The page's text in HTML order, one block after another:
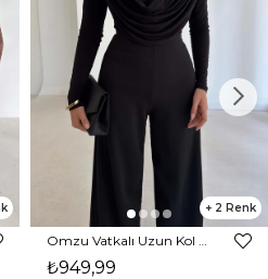
2
₺949,99